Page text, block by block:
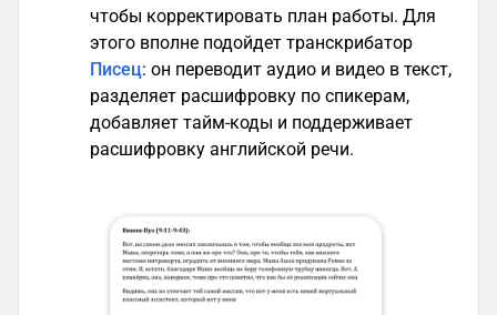
чтобы корректировать план работы. Для
этого вполне подойдет транскрибатор
Писец: он переводит аудио и видео в текст,
разделяет расшифровку по спикерам,
добавляет тайм-коды и поддерживает
расшифровку английской речи.